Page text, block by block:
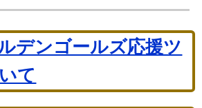
デンゴールズ応援ツ
て